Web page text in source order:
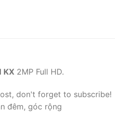
KX 2MP Full HD.
don't forget to subscribe!
đêm, góc rộng